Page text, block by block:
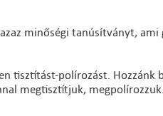
minőségi tanúsítványt, ami
tisztítást-polírozást.
megtisztítjuk, megpolírozzuk.